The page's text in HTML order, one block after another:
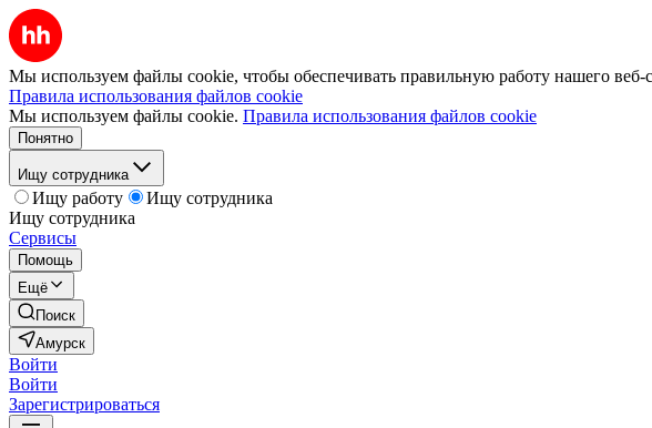
Мы используем файлы cookie, чтобы обеспечивать правильную работу нашего веб-
Правила использования файлов cookie
Мы используем файлы cookie. Правила использования файлов cookie
Понятно
Ищу сотрудника
Ищу работу
Ищу сотрудника
Ищу сотрудника
Сервисы
Помощь
Ещё
Поиск
Амурск
Войти
Войти
Зарегистрироваться